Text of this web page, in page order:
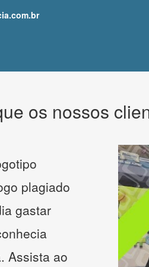
os nossos
plagiado
gastar
Assista ao